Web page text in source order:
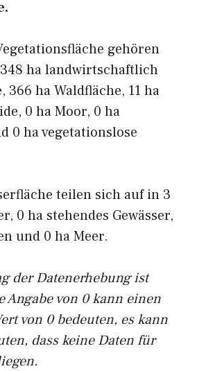
gehören
ha landwirtschaftlich
366 ha Waldfläche, 11 ha
0 ha Moor, 0 ha
0 ha vegetationslose
teilen sich auf in 3
0 ha stehendes Gewässer,
und 0 ha Meer.
der Datenerhebung ist
Angabe von 0 kann einen
von 0 bedeuten, es kann
dass keine Daten für